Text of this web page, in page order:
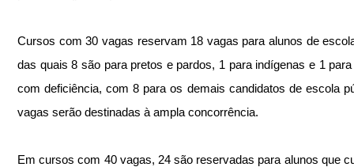
Cursos com 30 vagas reservam 18 vagas para alunos de
das quais 8 são para pretos e pardos, 1 para indígenas e 1
com deficiência, com 8 para os demais candidatos de escola
vagas serão destinadas à ampla concorrência.
Em cursos com 40 vagas, 24 são reservadas para alunos que